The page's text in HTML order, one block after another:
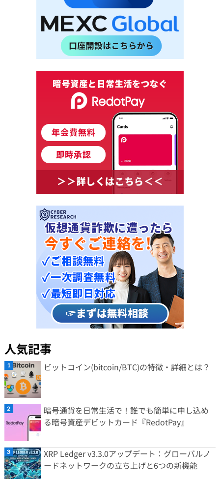
人気記事
ビットコイン(bitcoin/BTC)の特徴・詳細とは？
暗号通貨を日常生活で！誰でも簡単に申し込め
る暗号資産デビットカード『RedotPay』
XRP Ledger v3.3.0アップデート：グローバルノ
ードネットワークの立ち上げと6つの新機能